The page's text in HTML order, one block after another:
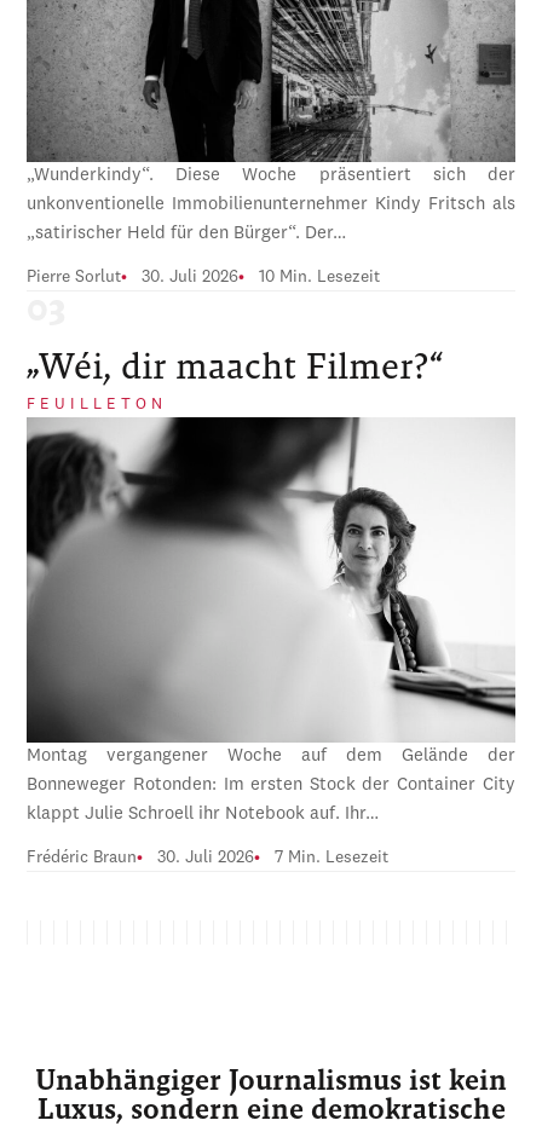
„Wunderkindy“. Diese Woche präsentiert sich der
unkonventionelle Immobilienunternehmer Kindy Fritsch als
„satirischer Held für den Bürger“. Der…
Pierre Sorlut 30. Juli 2026 10 Min. Lesezeit
„Wéi, dir maacht Filmer?“
FEUILLETON
Montag vergangener Woche auf dem Gelände der
Bonneweger Rotonden: Im ersten Stock der Container City
klappt Julie Schroell ihr Notebook auf. Ihr…
Frédéric Braun 30. Juli 2026 7 Min. Lesezeit
Unabhängiger Journalismus ist kein
Luxus, sondern eine demokratische